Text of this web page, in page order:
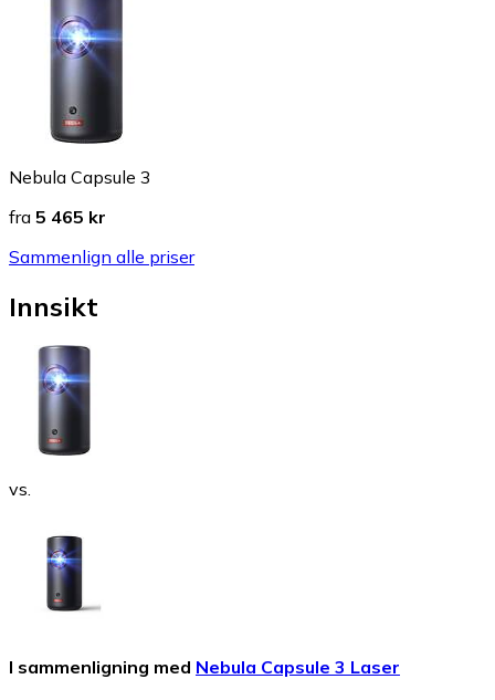
Nebula Capsule 3
fra 5 465 kr
Sammenlign alle priser
Innsikt
vs.
I sammenligning med Nebula Capsule 3 Laser